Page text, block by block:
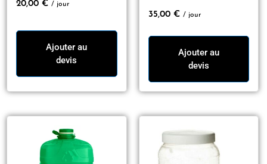
20,00 € / jour
Ajouter au
devis
35,00 € / jour
Ajouter au
devis